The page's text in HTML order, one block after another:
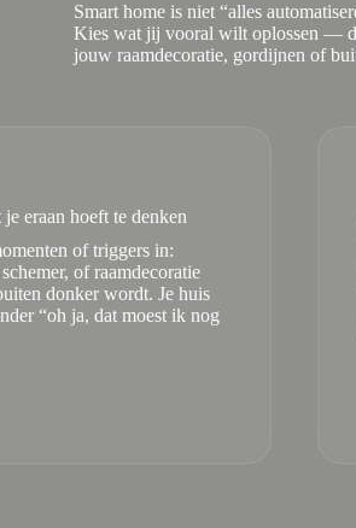
Smart home is niet “alles
Kies wat jij vooral wilt oplossen —
jouw raamdecoratie, gordijnen of
eraan hoeft te denken
of triggers in:
of raamdecoratie
donker wordt. Je huis
“oh ja, dat moest ik nog